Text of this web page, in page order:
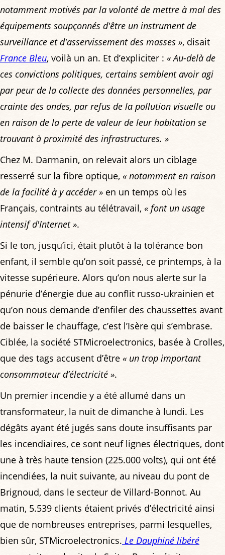
notamment motivés par la volonté de mettre à mal des
équipements soupçonnés d'être un instrument de
surveillance et d'asservissement des masses », disait
France Bleu, voilà un an. Et d’expliciter : « Au-delà de
ces convictions politiques, certains semblent avoir agi
par peur de la collecte des données personnelles, par
crainte des ondes, par refus de la pollution visuelle ou
en raison de la perte de valeur de leur habitation se
trouvant à proximité des infrastructures. »
Chez M. Darmanin, on relevait alors un ciblage
resserré sur la fibre optique, « notamment en raison
de la facilité à y accéder » en un temps où les
Français, contraints au télétravail, « font un usage
intensif d'Internet ».
Si le ton, jusqu’ici, était plutôt à la tolérance bon
enfant, il semble qu’on soit passé, ce printemps, à la
vitesse supérieure. Alors qu’on nous alerte sur la
pénurie d’énergie due au conflit russo-ukrainien et
qu’on nous demande d’enfiler des chaussettes avant
de baisser le chauffage, c’est l’Isère qui s’embrase.
Ciblée, la société STMicroelectronics, basée à Crolles,
que des tags accusent d’être « un trop important
consommateur d’électricité ».
Un premier incendie y a été allumé dans un
transformateur, la nuit de dimanche à lundi. Les
dégâts ayant été jugés sans doute insuffisants par
les incendiaires, ce sont neuf lignes électriques, dont
une à très haute tension (225.000 volts), qui ont été
incendiées, la nuit suivante, au niveau du pont de
Brignoud, dans le secteur de Villard-Bonnot. Au
matin, 5.539 clients étaient privés d’électricité ainsi
que de nombreuses entreprises, parmi lesquelles,
bien sûr, STMicroelectronics. Le Dauphiné libéré